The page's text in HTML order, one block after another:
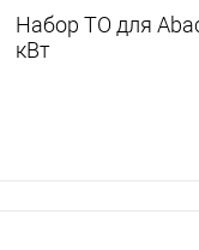
Набор ТО для
кВт